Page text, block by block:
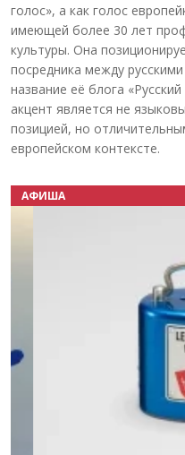
голос», а как голос
имеющей более 30 лет
культуры. Она
посредника между
название её блога
акцент является не
позицией, но
европейском контексте.
АФИША